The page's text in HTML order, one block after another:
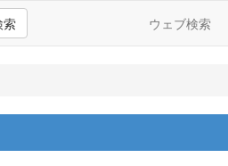
索 ウェブ検索